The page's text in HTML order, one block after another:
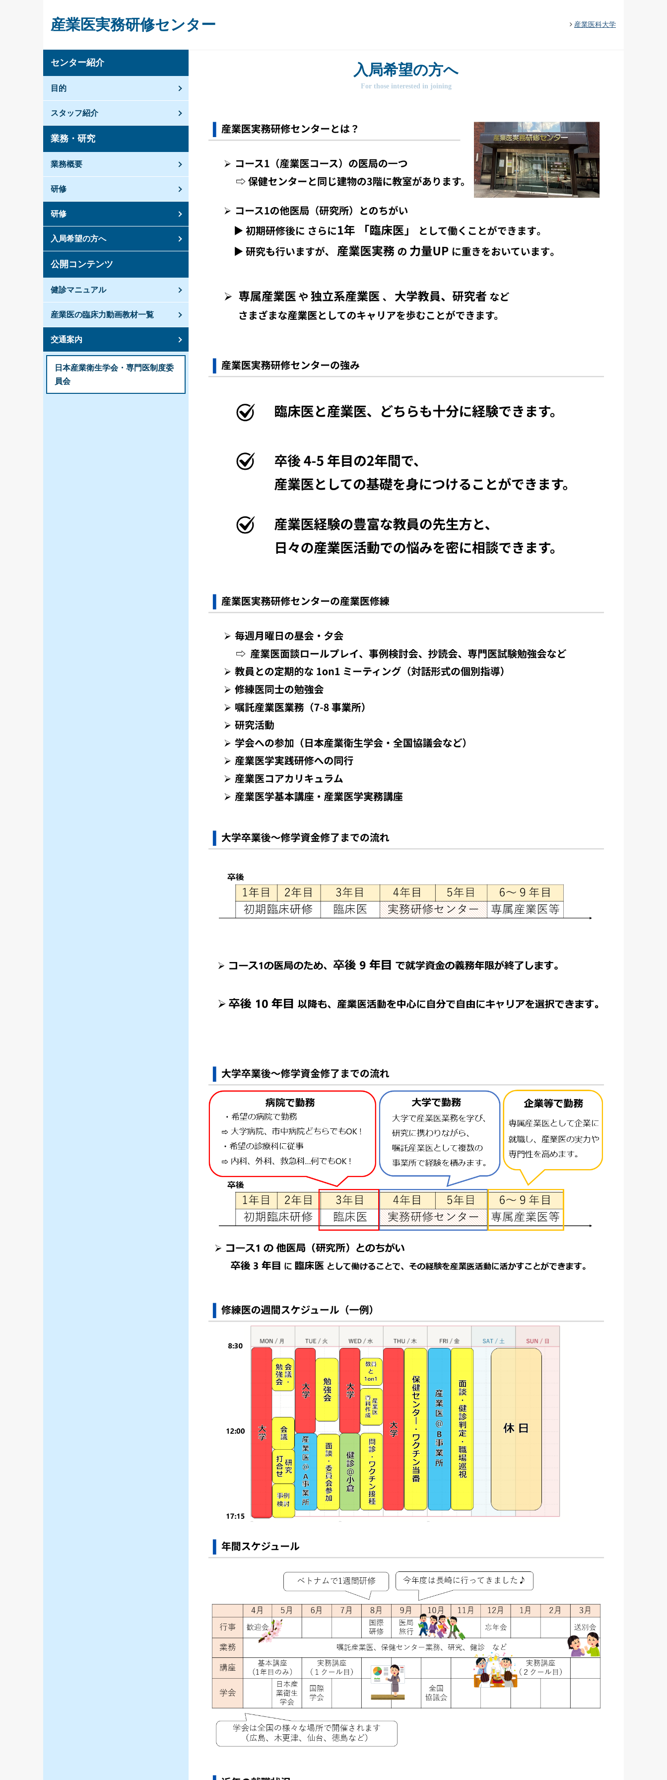
産業医実務研修センター 産業医科大学
センター紹介
目的
スタッフ紹介
業務・研究
業務概要
研修
研修
入局希望の方へ
公開コンテンツ
健診マニュアル
産業医の臨床力動画教材一覧
交通案内
日本産業衛生学会・専門医制度委
員会
入局希望の方へ
For those interested in joining